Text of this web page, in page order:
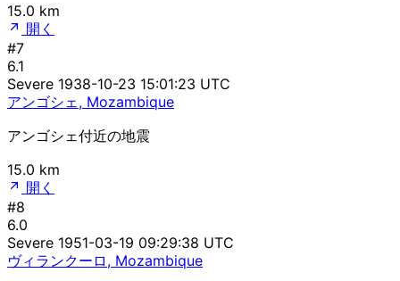
15.0 km
開く
#7
6.1
Severe 1938-10-23 15:01:23 UTC
アンゴシェ, Mozambique
アンゴシェ付近の地震
15.0 km
開く
#8
6.0
Severe 1951-03-19 09:29:38 UTC
ヴィランクーロ, Mozambique